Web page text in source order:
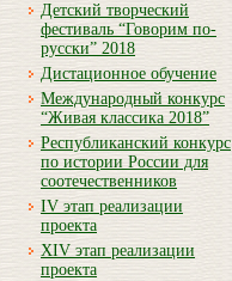
Детский творческий
фестиваль “Говорим по-
русски” 2018
Дистационное обучение
Международный конкурс
“Живая классика 2018”
Республиканский конкурс
по истории России для
соотечественников
IV этап реализации
проекта
XIV этап реализации
проекта